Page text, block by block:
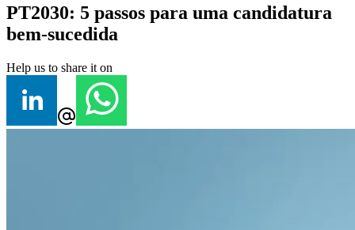
PT2030: 5 passos para uma candidatura
bem-sucedida
Help us to share it on